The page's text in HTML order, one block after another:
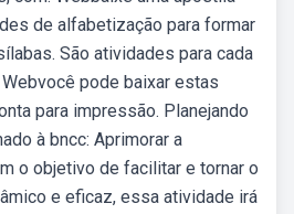
de alfabetização para formar
São atividades para cada
pode baixar estas
para impressão. Planejando
à bncc: Aprimorar a
o objetivo de facilitar e tornar o
e eficaz, essa atividade irá